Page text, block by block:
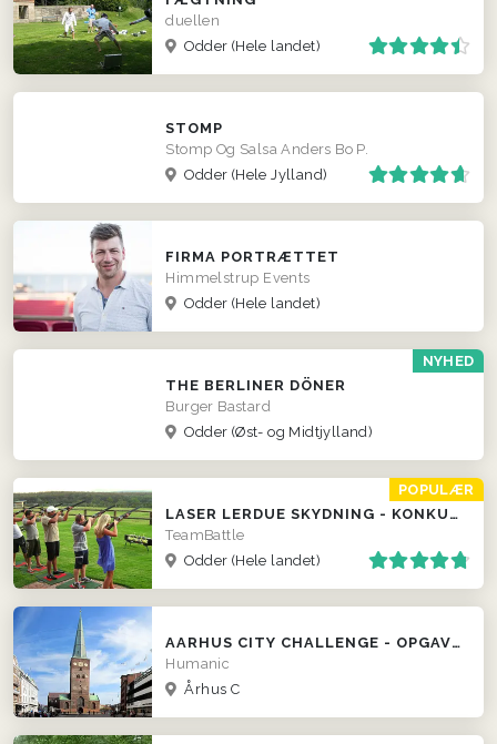
duellen
Odder (Hele landet)
STOMP
Stomp Og Salsa Anders Bo P.
Odder (Hele Jylland)
FIRMA PORTRÆTTET
Himmelstrup Events
Odder (Hele landet)
NYHED
THE BERLINER DÖNER
Burger Bastard
Odder (Øst- og Midtjylland)
POPULÆR
LASER LERDUE SKYDNING - KONKURRENCER LOKALT HOS JER!
TeamBattle
Odder (Hele landet)
AARHUS CITY CHALLENGE - OPGAVER OG UDFORDRINGER
Humanic
Århus C